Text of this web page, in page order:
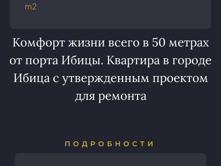
Комфорт жизни всего в 50 метрах
от порта Ибицы. Квартира в городе
Ибица с утвержденным проектом
для ремонта
m2
ПОДРОБНОСТИ